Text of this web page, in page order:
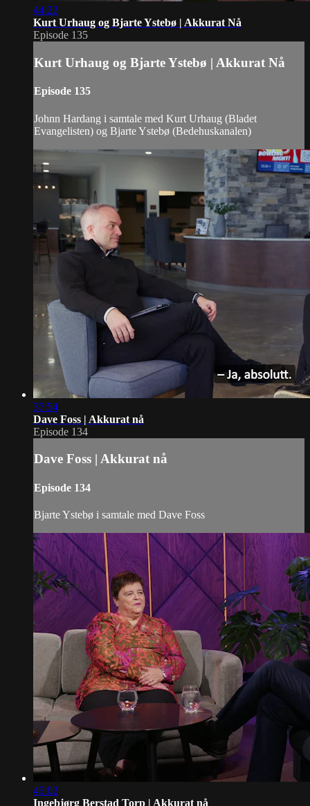
44:22
Kurt Urhaug og Bjarte Ystebø | Akkurat Nå
Episode 135
Kurt Urhaug og Bjarte Ystebø | Akkurat Nå
Episode 135
Johnn Hardang i samtale med Kurt Urhaug (Bladet
Evangelisten) og Bjarte Ystebø (Bedehuskanalen)
37:54
Dave Foss | Akkurat nå
Episode 134
Dave Foss | Akkurat nå
Episode 134
Bjarte Ystebø i samtale med Dave Foss
45:02
Ingebjørg Berstad Torp | Akkurat nå